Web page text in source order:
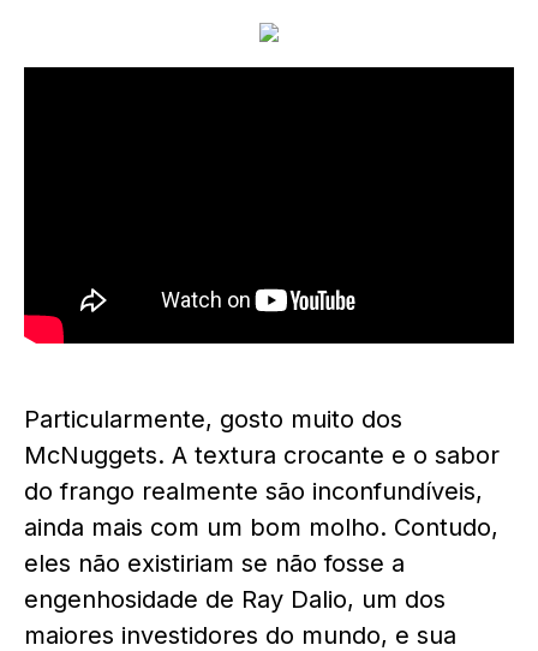
Particularmente, gosto muito dos
McNuggets. A textura crocante e o sabor
do frango realmente são inconfundíveis,
ainda mais com um bom molho. Contudo,
eles não existiriam se não fosse a
engenhosidade de Ray Dalio, um dos
maiores investidores do mundo, e sua